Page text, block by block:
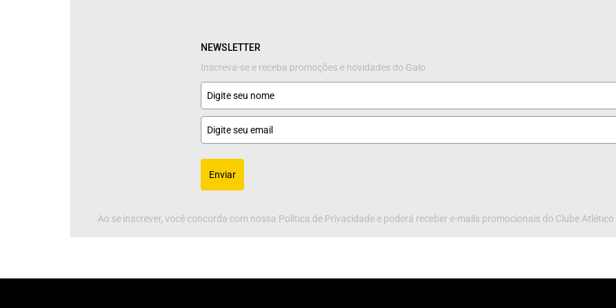
NEWSLETTER
Inscreva-se e receba promoções e novidades do Galo
Enviar
Ao se inscrever, você concorda com nossa Política de Privacidade e poderá receber e-mails promocionais do Clube Atlético